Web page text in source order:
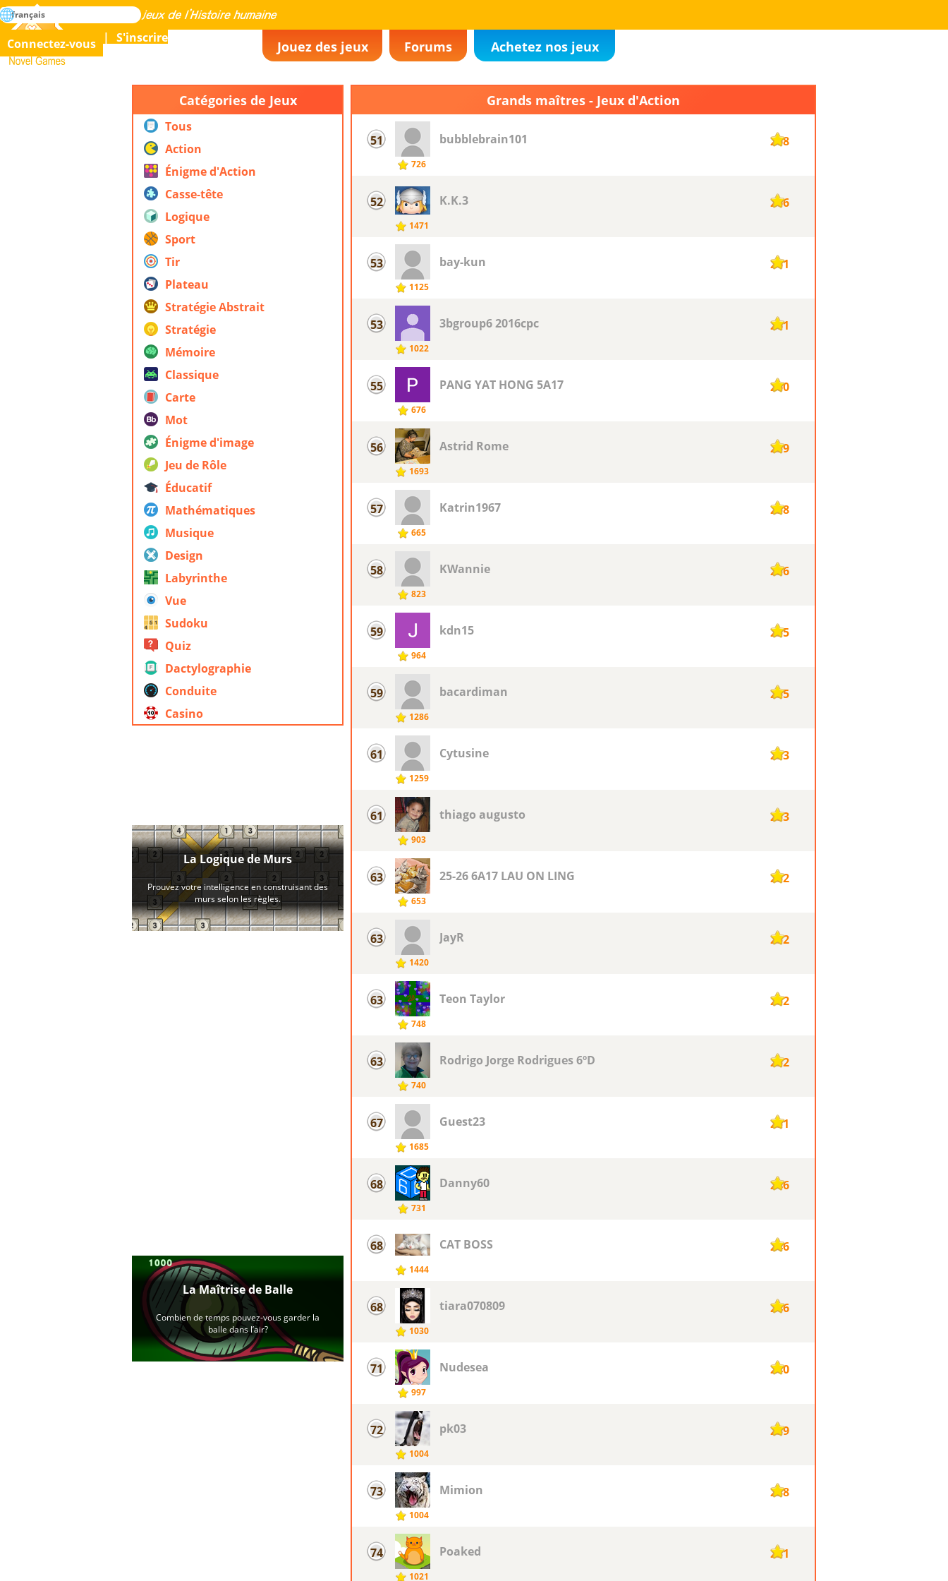
Novel Games
La maîtrise de tous les jeux de l’histoire humaine
rechercher
Jouez des jeux Forums Achetez nos jeux
Connectez-vous S'inscrire
français
Catégories de Jeux
Tous
Action
Énigme d'Action
Casse-tête
Logique
Sport
Tir
Plateau
Stratégie Abstrait
Stratégie
Mémoire
Classique
Carte
Mot
Énigme d'image
Jeu de Rôle
Éducatif
Mathématiques
Musique
Design
Labyrinthe
Vue
Sudoku
Quiz
Dactylographie
Conduite
Casino
Grands maîtres - Jeux d'Action
51
726
bubblebrain101 268
52
1471
K.K.3 266
53
1125
bay-kun 261
53
1022
3bgroup6 2016cpc 261
55
676
PANG YAT HONG 5A17 260
56
1693
Astrid Rome 259
57
665
Katrin1967 258
58
823
KWannie 256
59
964
kdn15 255
59
1286
bacardiman 255
61
1259
Cytusine 253
61
903
thiago augusto 253
63
653
25-26 6A17 LAU ON LING 252
63
1420
JayR 252
63
748
Teon Taylor 252
63
740
Rodrigo Jorge Rodrigues 6ºD 252
67
1685
Guest23 251
68
731
Danny60 246
68
1444
CAT BOSS 246
68
1030
tiara070809 246
71
997
Nudesea 240
72
1004
pk03 239
73
1004
Mimion 238
74
1021
Poaked 231